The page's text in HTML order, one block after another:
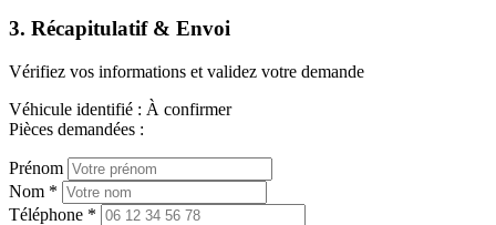
3. Récapitulatif & Envoi
Vérifiez vos informations et validez votre demande
Véhicule identifié : À confirmer
Pièces demandées :
Prénom
Nom *
Téléphone *